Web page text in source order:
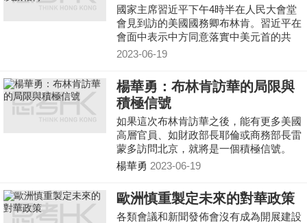
方抱持錯誤的對華認知」，王毅還敦促美
方「不要拿國強必霸的範本來鏡像中國，
不要用西方傳統大國走過的軌跡來誤判中
國。」
國家主席習近平下午4時半在人民大會堂
會見到訪的美國國務卿布林肯。習近平在
會面中表示中方同意落實中美元首的共
識，認為國與國交往要相互尊重、以誠相
2023-06-19
楊華勇：布林肯訪華的局限與
積極信號
如果這次布林肯訪華之後，能有更多美國
高層官員、如財政部長耶倫或商務部長雷
蒙多訪問北京，就將是一個積極信號。
楊華勇 2023-06-19
歐洲慎重製定未來的對華政策
各類會議和新聞發佈會沒有成為開展建設